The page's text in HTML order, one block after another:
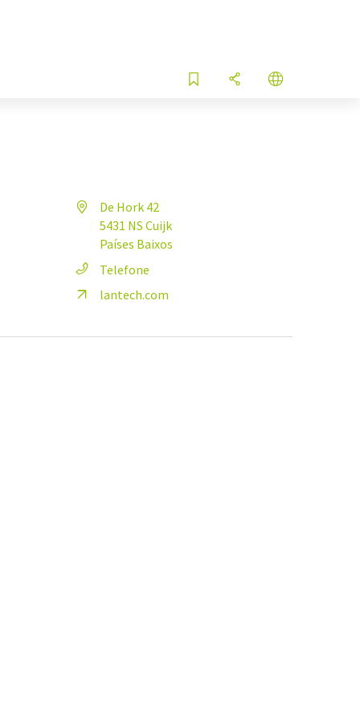
De Hork 42
5431 NS Cuijk
Países Baixos
Telefone
lantech.com